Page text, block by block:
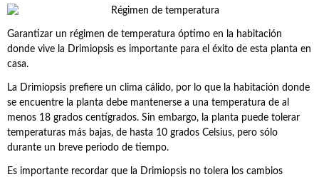
Garantizar un régimen de temperatura óptimo en la habitación
donde vive la Drimiopsis es importante para el éxito de esta planta en
casa.
La Drimiopsis prefiere un clima cálido, por lo que la habitación donde
se encuentre la planta debe mantenerse a una temperatura de al
menos 18 grados centígrados. Sin embargo, la planta puede tolerar
temperaturas más bajas, de hasta 10 grados Celsius, pero sólo
durante un breve periodo de tiempo.
Es importante recordar que la Drimiopsis no tolera los cambios